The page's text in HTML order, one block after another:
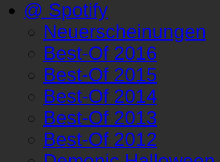
@ Spotify
Neuerscheinungen
Best-Of 2016
Best-Of 2015
Best-Of 2014
Best-Of 2013
Best-Of 2012